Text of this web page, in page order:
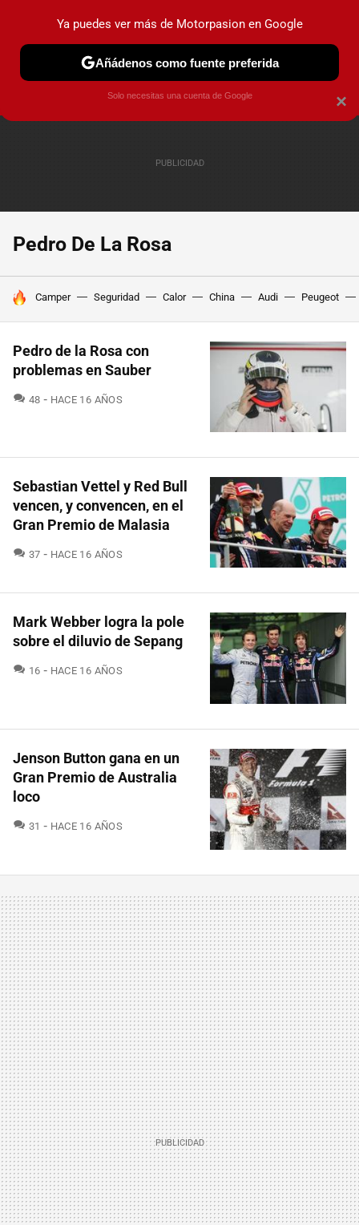
PRUEBAS COCHES ELÉCTRICOS OBSERVATORIO
Pedro De La Rosa
HOY SE HABLA DE
Camper Seguridad Calor China Audi Peugeot
Pedro de la Rosa con
problemas en Sauber
48 COMENTARIOS
HACE 16 AÑOS
Sebastian Vettel y Red Bull
vencen, y convencen, en el
Gran Premio de Malasia
37 COMENTARIOS
HACE 16 AÑOS
Mark Webber logra la pole
sobre el diluvio de Sepang
16 COMENTARIOS
HACE 16 AÑOS
Jenson Button gana en un
Gran Premio de Australia
loco
31 COMENTARIOS
HACE 16 AÑOS
×
Ya puedes ver más de Motorpasion en Google
Añádenos como fuente preferida
Solo necesitas una cuenta de Google